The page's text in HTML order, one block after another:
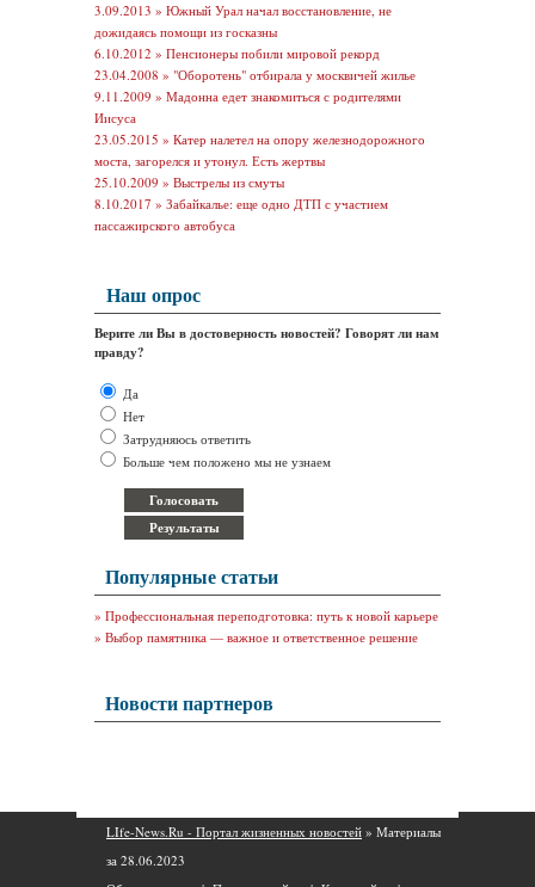
3.09.2013 » Южный Урал начал восстановление, не
дожидаясь помощи из госказны
6.10.2012 » Пенсионеры побили мировой рекорд
23.04.2008 » "Оборотень" отбирала у москвичей жилье
9.11.2009 » Мадонна едет знакомиться с родителями
Иисуса
23.05.2015 » Катер налетел на опору железнодорожного
моста, загорелся и утонул. Есть жертвы
25.10.2009 » Выстрелы из смуты
8.10.2017 » Забайкалье: еще одно ДТП с участием
пассажирского автобуса
Наш опрос
Верите ли Вы в достоверность новостей? Говорят ли нам
правду?
Да
Нет
Затрудняюсь ответить
Больше чем положено мы не узнаем
Популярные статьи
» Профессиональная переподготовка: путь к новой карьере
» Выбор памятника — важное и ответственное решение
Новости партнеров
LIfe-News.Ru - Портал жизненных новостей » Материалы
за 28.06.2023